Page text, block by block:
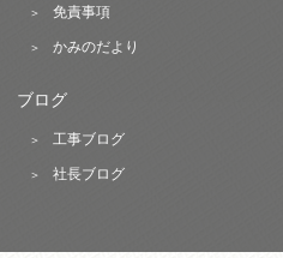
免責事項
かみのだより
ブログ
工事ブログ
社長ブログ